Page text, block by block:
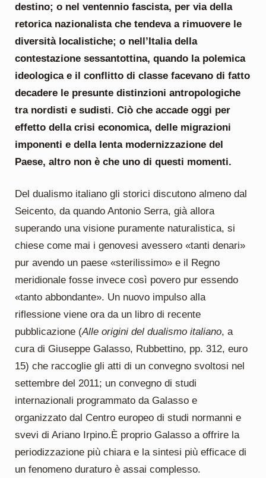
destino; o nel ventennio fascista, per via della
retorica nazionalista che tendeva a rimuovere le
diversità localistiche; o nell’Italia della
contestazione sessantottina, quando la polemica
ideologica e il conflitto di classe facevano di fatto
decadere le presunte distinzioni antropologiche
tra nordisti e sudisti. Ciò che accade oggi per
effetto della crisi economica, delle migrazioni
imponenti e della lenta modernizzazione del
Paese, altro non è che uno di questi momenti.
Del dualismo italiano gli storici discutono almeno dal
Seicento, da quando Antonio Serra, già allora
superando una visione puramente naturalistica, si
chiese come mai i genovesi avessero «tanti denari»
pur avendo un paese «sterilissimo» e il Regno
meridionale fosse invece così povero pur essendo
«tanto abbondante». Un nuovo impulso alla
riflessione viene ora da un libro di recente
pubblicazione (Alle origini del dualismo italiano, a
cura di Giuseppe Galasso, Rubbettino, pp. 312, euro
15) che raccoglie gli atti di un convegno svoltosi nel
settembre del 2011; un convegno di studi
internazionali programmato da Galasso e
organizzato dal Centro europeo di studi normanni e
svevi di Ariano Irpino.È proprio Galasso a offrire la
periodizzazione più chiara e la sintesi più efficace di
un fenomeno duraturo è assai complesso.